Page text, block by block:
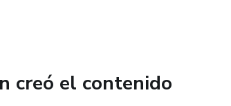
creó el contenido